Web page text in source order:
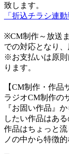
致します。
「折込チラシ連動
※CM制作～放送
での対応となり
※お支払いは原則
ります。
【CM制作・作品
ラジオCM制作の
『お固い作品』
したい作品はあ
作品はちょっと
ノの中から特徴